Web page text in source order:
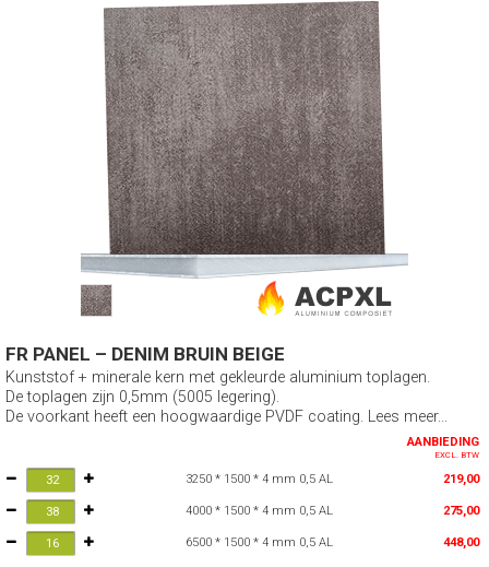
FR PANEL – DENIM BRUIN BEIGE
Kunststof + minerale kern met gekleurde aluminium toplagen.
De toplagen zijn 0,5mm (5005 legering).
De voorkant heeft een hoogwaardige PVDF coating. Lees meer...
AANBIEDING
EXCL. BTW
3250 * 1500 * 4 mm 0,5 AL 219,00
4000 * 1500 * 4 mm 0,5 AL 275,00
6500 * 1500 * 4 mm 0,5 AL 448,00